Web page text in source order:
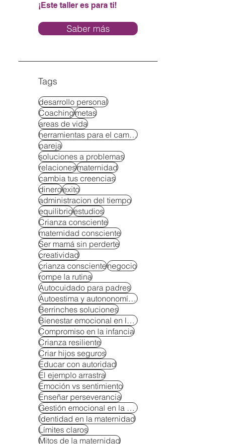
¡Este taller es para ti!
Saber más
Tags
desarrollo personal
Coachingmetas
areas de vida
herramientas para el cambio
pareja
soluciones a problemas
relacionesmaternidad
cambia tus creencias
dineroexito
administracion del tiempo
equilibrioestudios
Crianza consciente
maternidad consciente
Ser mamá sin perderte
creatividad
crianza conscientenegocio
rompe la rutina
Autocuidado para padres
Autoestima y autononomía en niños
Berrinches soluciones
Bienestar emocional en la crianza
Compromiso en la infancia
Crianza resiliente
Criar hijos seguros
Educar con autoridad
El ejemplo arrastra
Emoción vs sentimiento
Enseñar perseverancia
Gestión emocional en la crianza
Identidad en la maternidad
Límites claros
Mitos de la maternidad